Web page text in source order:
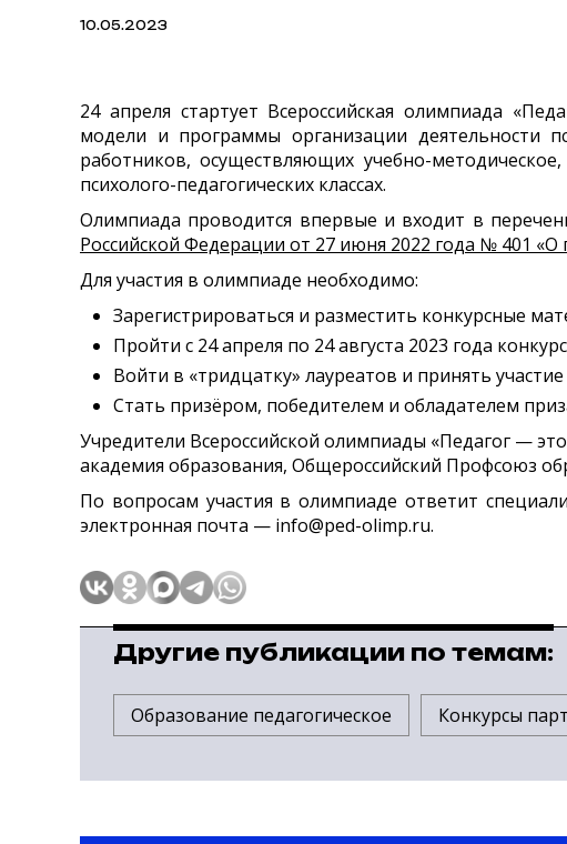
10.05.2023
24 апреля стартует Всероссийская олимпиада
модели и программы организации деятельности
работников, осуществляющих учебно-
психолого-педагогических классах.
Олимпиада проводится впервые и входит в
Российской Федерации от 27 июня 2022 года № 401
Для участия в олимпиаде необходимо:
Зарегистрироваться и разместить конкурсные
Пройти с 24 апреля по 24 августа 2023 года
Войти в «тридцатку» лауреатов и принять
Стать призёром, победителем и обладателем
Учредители Всероссийской олимпиады «Педагог —
академия образования, Общероссийский Профсоюз
По вопросам участия в олимпиаде ответит
электронная почта — info@ped-olimp.ru.
Другие публикации по темам:
Образование педагогическое Конкурсы